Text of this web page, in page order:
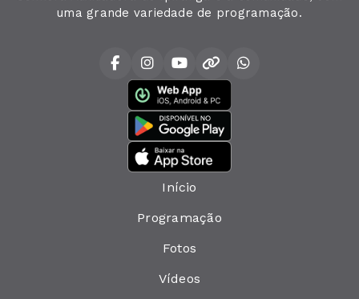
uma grande variedade de programação.
Início
Programação
Fotos
Vídeos